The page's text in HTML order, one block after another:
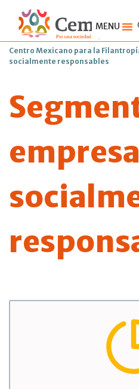
MENU
Centro Mexicano para la
socialmente responsables